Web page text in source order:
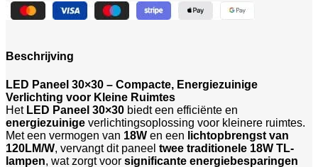
Beschrijving
LED Paneel 30×30 – Compacte, Energiezuinige
Verlichting voor Kleine Ruimtes
Het LED Paneel 30×30 biedt een efficiënte en
energiezuinige verlichtingsoplossing voor kleinere ruimtes.
Met een vermogen van 18W en een lichtopbrengst van
120LM/W, vervangt dit paneel twee traditionele 18W TL-
lampen, wat zorgt voor significante energiebesparingen